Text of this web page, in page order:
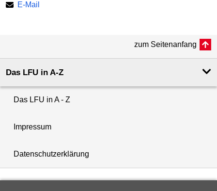
E-Mail
zum Seitenanfang
Das LFU in A-Z
Das LFU in A - Z
Impressum
Datenschutzerklärung